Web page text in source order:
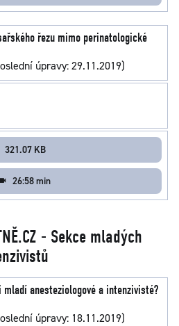
řezu mimo perinatologické
úpravy: 29.11.2019)
321.07 KB
26:58 min
- Sekce mladých
anesteziologové a intenzivisté?
úpravy: 18.11.2019)